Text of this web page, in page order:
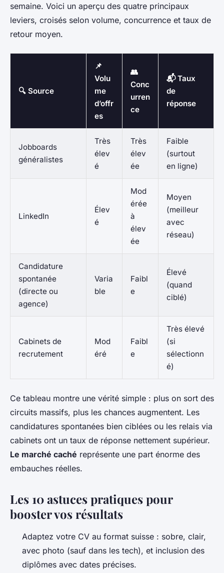
semaine. Voici un aperçu des quatre principaux
leviers, croisés selon volume, concurrence et taux de
retour moyen.
🔍 Source
📌
Volu
me
d’offr
es
👥
Conc
urren
ce
📬 Taux
de
réponse
Jobboards
généralistes
Très
élev
é
Très
élev
ée
Faible
(surtout
en ligne)
LinkedIn
Élev
é
Mod
érée
à
élev
ée
Moyen
(meilleur
avec
réseau)
Candidature
spontanée
(directe ou
agence)
Varia
ble
Faibl
e
Élevé
(quand
ciblé)
Cabinets de
recrutement
Mod
éré
Faibl
e
Très élevé
(si
sélectionn
é)
Ce tableau montre une vérité simple : plus on sort des
circuits massifs, plus les chances augmentent. Les
candidatures spontanées bien ciblées ou les relais via
cabinets ont un taux de réponse nettement supérieur.
Le marché caché représente une part énorme des
embauches réelles.
Les 10 astuces pratiques pour
booster vos résultats
Adaptez votre CV au format suisse : sobre, clair,
avec photo (sauf dans les tech), et inclusion des
diplômes avec dates précises.